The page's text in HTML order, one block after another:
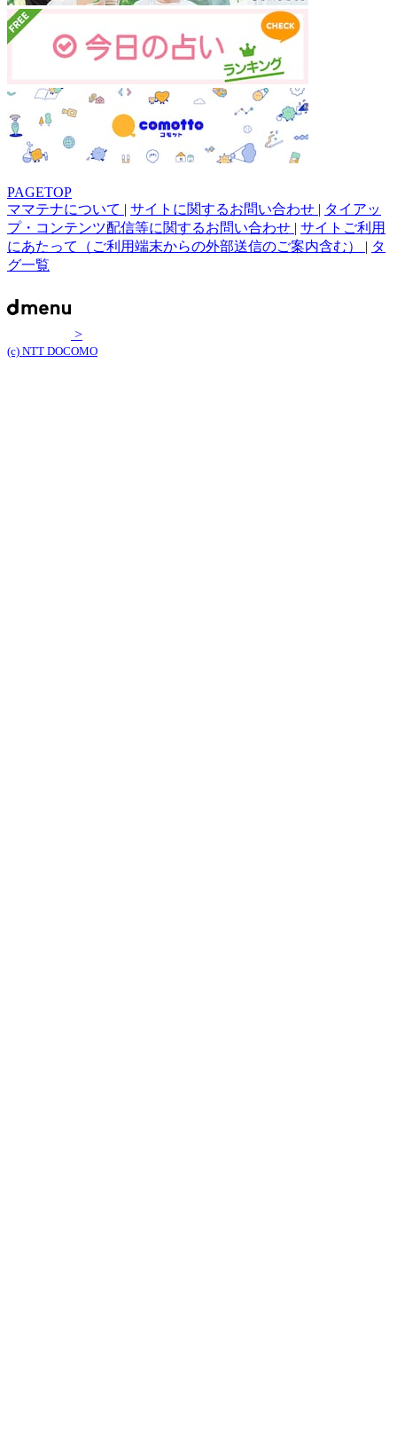
PAGETOP
ママテナについて | サイトに関するお問い合わせ | タイアッ
プ・コンテンツ配信等に関するお問い合わせ | サイトご利用
にあたって（ご利用端末からの外部送信のご案内含む） | タ
グ一覧
>
(c) NTT DOCOMO